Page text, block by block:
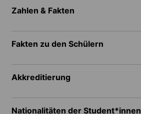
Zahlen & Fakten
Fakten zu den Schülern
Akkreditierung
Nationalitäten der Student*innen